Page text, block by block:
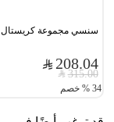
سنسي مجموعة كريستال
208.04
315.00
34
% خصم